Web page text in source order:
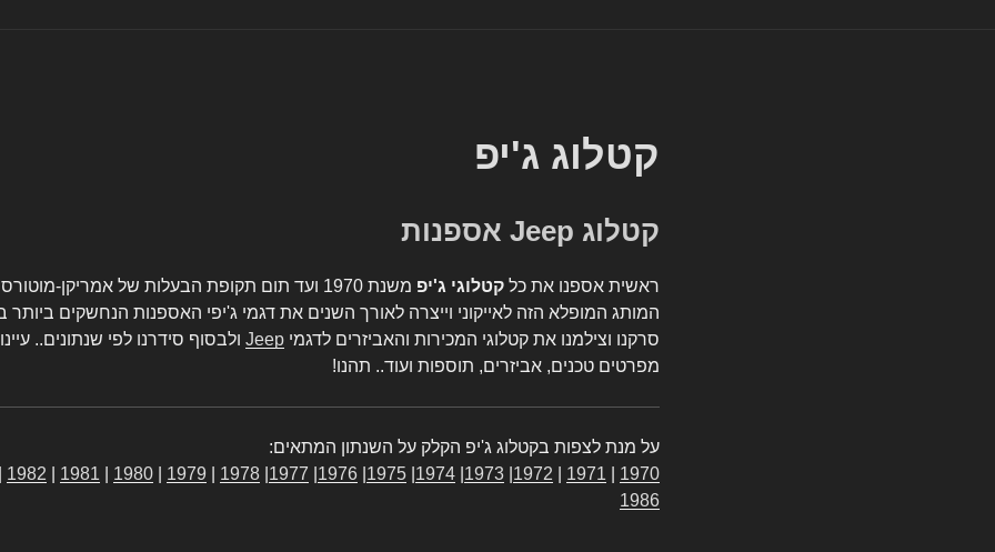
קטלוג ג'יפ
קטלוג Jeep אספנות
ראשית אספנו את כל קטלוגי ג'יפ
משנת 1970 ועד תום תקופת הבעלות של אמריקן-
המותג המופלא הזה לאייקוני וייצרה לאורך השנים את דגמי ג'יפי האספנות הנחשקים
סרקנו וצילמנו את קטלוגי המכירות והאביזרים לדגמי Jeep ולבסוף סידרנו לפי שנתונים..
מפרטים טכנים, אביזרים, תוספות ועוד.. תהנו!
על מנת לצפות בקטלוג ג'יפ הקלק על השנתון המתאים:
1970
1971
1972
1973
1974
1975
1976
1977
1978
1979
1980
1981
1982
1986